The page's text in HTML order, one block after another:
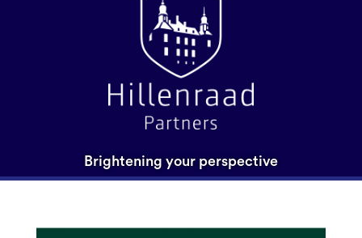
Brightening your perspective